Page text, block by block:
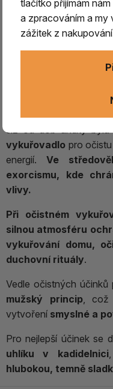
Dračí krev –
,
druhů stromů.
intenzivní očistné a
Již od dob antiky
vykuřovadlo pro
energií.Ve
exorcismu, kde
vlivy.
Při očistném
silnou atmosféru
vykuřování domu,
duchovní rituály.
Vedle očistných
mužský princip, což
vytvoření smyslné a
Pro nejlepší účinek se
uhlíku v kadidelnici
hlubokou, temně
tlačítko přijímám
a zpracováním a my
zážitek z